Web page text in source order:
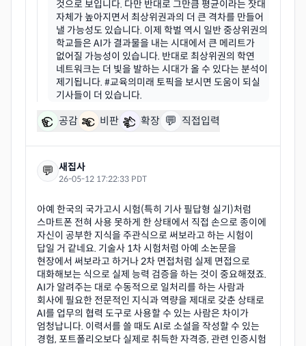
것으로 보입니다. 다만 반대로 그만큼 평균이라는 잣대
자체가 높아지면서 최상위권과의 더 큰 격차를 만들어
낼 가능성도 있습니다. 이제 학벌 역시 일반 중상위권의
학교들은 AI가 결과물을 내는 시대에서 큰 메리트가
없어질 가능성이 있습니다. 반대로 최상위권의 학연
네트워크는 더 빛을 발하는 시대가 올 수 있다는 분석이
제기됩니다. #교육의미래 토픽을 보시면 도움이 되실
공감 비판 확장 💬 직접입력
💬 새집사
26-05-12 17:22:33 PDT
아예 한국의 국가고시 시험(특히 기사 필답형 실기)처럼
스마트폰 전혀 사용 못하게 한 상태에서 직접 손으로 종이에
자신이 공부한 지식을 주관식으로 써보라고 하는 시험이
답일 거 같네요. 기술사 1차 시험처럼 아예 소논문을
현장에서 써보라고 하거나 2차 면접처럼 실제 면접으로
대화해보는 식으로 실제 능력 검증을 하는 것이 중요해졌죠.
AI가 알려주는 대로 수동적으로 일처리를 하는 사람과
회사에 필요한 전문적인 지식과 역량을 제대로 갖춘 상태로
AI를 업무의 협력 도구로 사용할 수 있는 사람은 차이가
엄청납니다. 이력서를 쓸 때도 AI로 소설을 작성할 수 있는
경험, 포트폴리오보다 실제로 취득한 자격증, 관련 인증시험